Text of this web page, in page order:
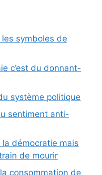
symboles de
c’est du donnant-
système politique
sentiment anti-
la démocratie mais
de mourir
consommation de